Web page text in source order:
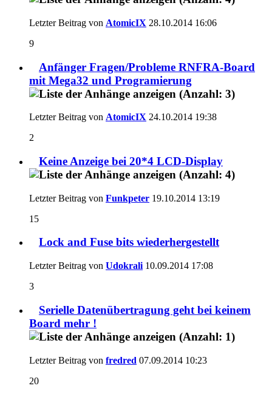
Letzter Beitrag von AtomicIX 28.10.2014 16:06
9
Anfänger Fragen/Probleme RNFRA-Board
mit Mega32 und Programierung
Letzter Beitrag von AtomicIX 24.10.2014 19:38
2
Keine Anzeige bei 20*4 LCD-Display
Letzter Beitrag von Funkpeter 19.10.2014 13:19
15
Lock and Fuse bits wiederhergestellt
Letzter Beitrag von Udokrali 10.09.2014 17:08
3
Serielle Datenübertragung geht bei keinem
Board mehr !
Letzter Beitrag von fredred 07.09.2014 10:23
20